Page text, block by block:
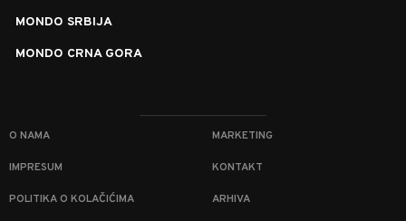
MONDO SRBIJA
MONDO CRNA GORA
O NAMA MARKETING
IMPRESUM KONTAKT
POLITIKA O KOLAČIĆIMA ARHIVA